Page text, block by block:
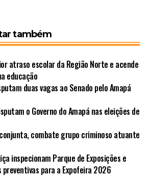
também
atraso escolar da Região Norte e acende
educação
duas vagas ao Senado pelo Amapá
o Governo do Amapá nas eleições de
conjunta, combate grupo criminoso atuante
inspecionam Parque de Exposições e
para a Expofeira 2026